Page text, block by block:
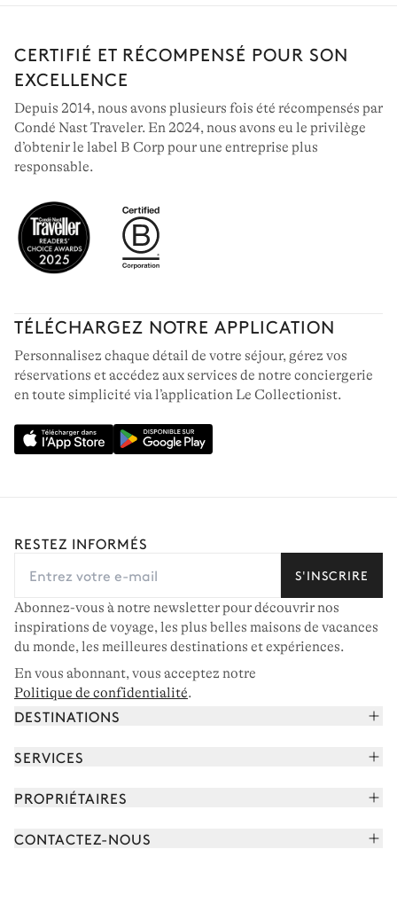
CERTIFIÉ ET RÉCOMPENSÉ POUR SON
EXCELLENCE
Depuis 2014, nous avons plusieurs fois été récompensés par
Condé Nast Traveler. En 2024, nous avons eu le privilège
d’obtenir le label B Corp pour une entreprise plus
responsable.
TÉLÉCHARGEZ NOTRE APPLICATION
Personnalisez chaque détail de votre séjour, gérez vos
réservations et accédez aux services de notre conciergerie
en toute simplicité via l’application Le Collectionist.
RESTEZ INFORMÉS
S'INSCRIRE
Abonnez-vous à notre newsletter pour découvrir nos
inspirations de voyage, les plus belles maisons de vacances
du monde, les meilleures destinations et expériences.
En vous abonnant, vous acceptez notre
Politique de confidentialité.
DESTINATIONS
Corse
Cap Ferret
SERVICES
Réserver vos vacances
Rencontrer votre concierge
PROPRIÉTAIRES
CONTACTEZ-NOUS